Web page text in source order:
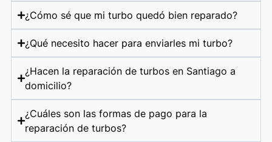
¿Cómo sé que mi turbo quedó bien reparado?
¿Qué necesito hacer para enviarles mi turbo?
¿Hacen la reparación de turbos en Santiago a
domicilio?
¿Cuáles son las formas de pago para la
reparación de turbos?